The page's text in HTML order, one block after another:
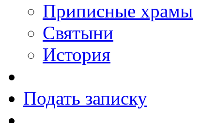
Приписные храмы
Святыни
История
Подать записку